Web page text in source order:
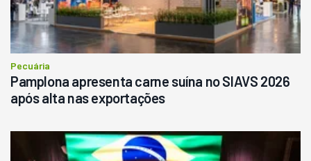
Pecuária
Pamplona apresenta carne suína no SIAVS 2026
após alta nas exportações